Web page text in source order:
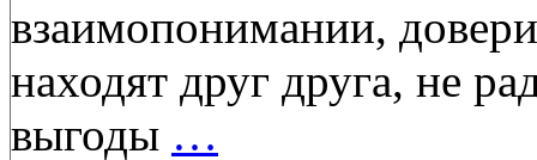
взаимопонимании,
находят друг друга, не
выгоды …